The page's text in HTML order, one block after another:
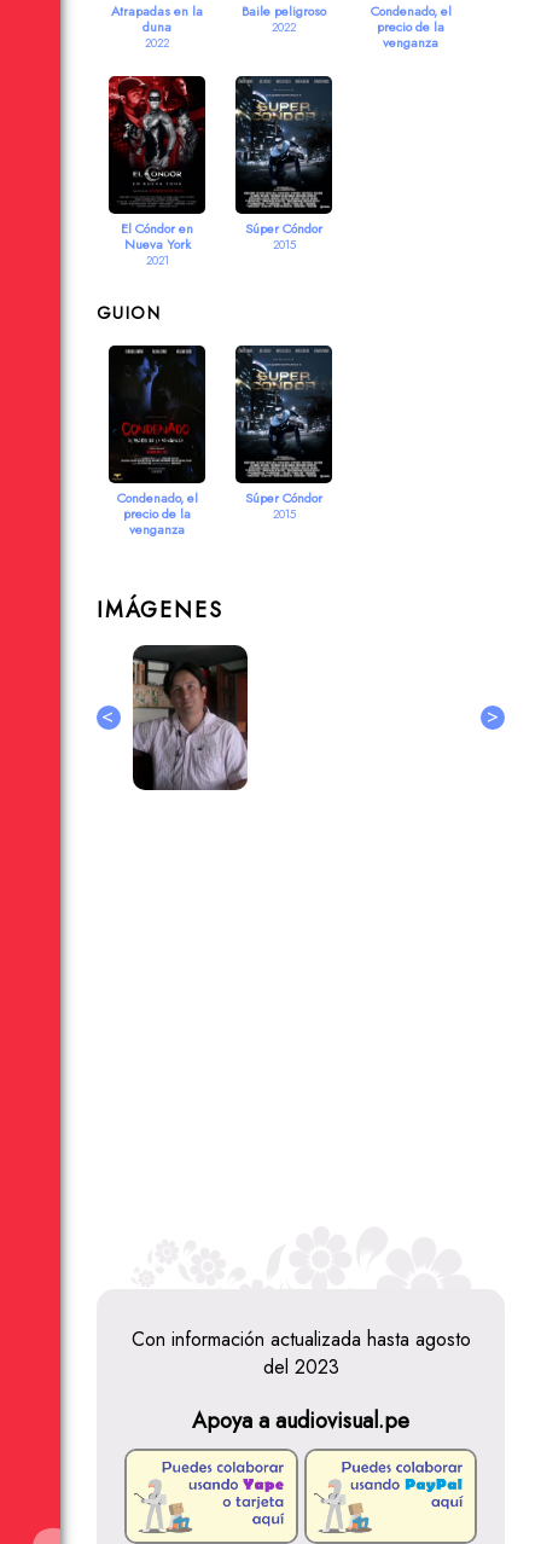
Atrapadas en la
duna
2022
Baile peligroso
2022
Condenado, el
precio de la
venganza
El Cóndor en
Nueva York
2021
Súper Cóndor
2015
GUION
Condenado, el
precio de la
venganza
Súper Cóndor
2015
IMÁGENES
< >
Con información actualizada hasta agosto
del 2023
Apoya a audiovisual.pe